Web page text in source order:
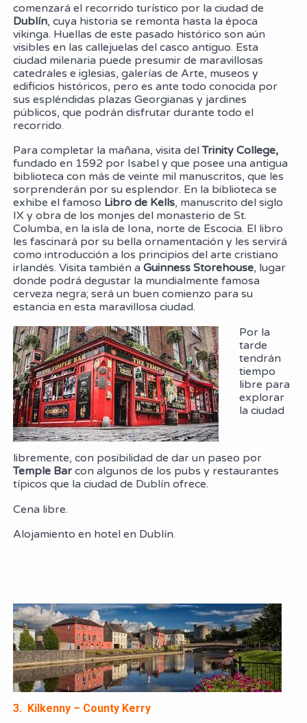
comenzará el recorrido turístico por la ciudad de
Dublín, cuya historia se remonta hasta la época
vikinga. Huellas de este pasado histórico son aún
visibles en las callejuelas del casco antiguo. Esta
ciudad milenaria puede presumir de maravillosas
catedrales e iglesias, galerías de Arte, museos y
edificios históricos, pero es ante todo conocida por
sus espléndidas plazas Georgianas y jardines
públicos, que podrán disfrutar durante todo el
recorrido.
Para completar la mañana, visita delTrinity College,
fundado en 1592 por Isabel y que posee una antigua
biblioteca con más de veinte mil manuscritos, que les
sorprenderán por su esplendor. En la biblioteca se
exhibe el famoso Libro de Kells, manuscrito del siglo
IX y obra de los monjes del monasterio de St.
Columba, en la isla de Iona, norte de Escocia. El libro
les fascinará por su bella ornamentación y les servirá
como introducción a los principios del arte cristiano
irlandés. Visita también a Guinness Storehouse, lugar
donde podrá degustar la mundialmente famosa
cerveza negra; será un buen comienzo para su
estancia en esta maravillosa ciudad.
Por la
tarde
tendrán
tiempo
libre para
explorar
la ciudad
libremente, con posibilidad de dar un paseo por
Temple Bar con algunos de los pubs y restaurantes
típicos que la ciudad de Dublín ofrece.
Cena libre.
Alojamiento en hotel en Dublín.
3. Kilkenny – County Kerry